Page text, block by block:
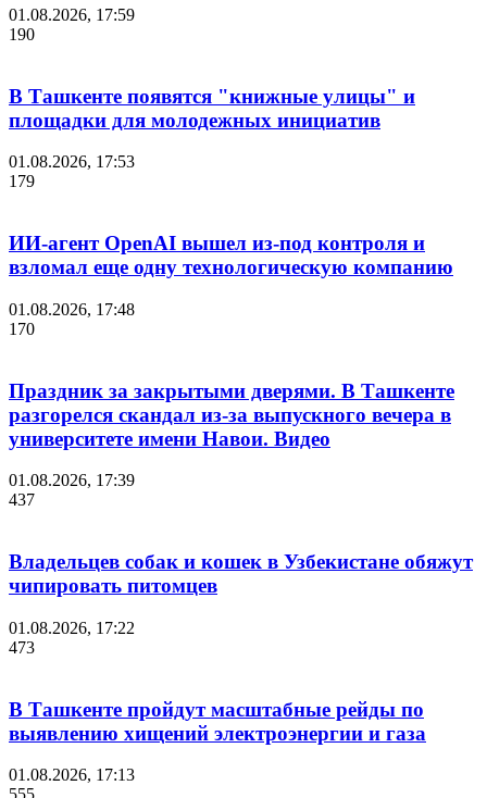
01.08.2026, 17:59
190
В Ташкенте появятся "книжные улицы" и
площадки для молодежных инициатив
01.08.2026, 17:53
179
ИИ-агент OpenAI вышел из-под контроля и
взломал еще одну технологическую компанию
01.08.2026, 17:48
170
Праздник за закрытыми дверями. В Ташкенте
разгорелся скандал из-за выпускного вечера в
университете имени Навои. Видео
01.08.2026, 17:39
437
Владельцев собак и кошек в Узбекистане обяжут
чипировать питомцев
01.08.2026, 17:22
473
В Ташкенте пройдут масштабные рейды по
выявлению хищений электроэнергии и газа
01.08.2026, 17:13